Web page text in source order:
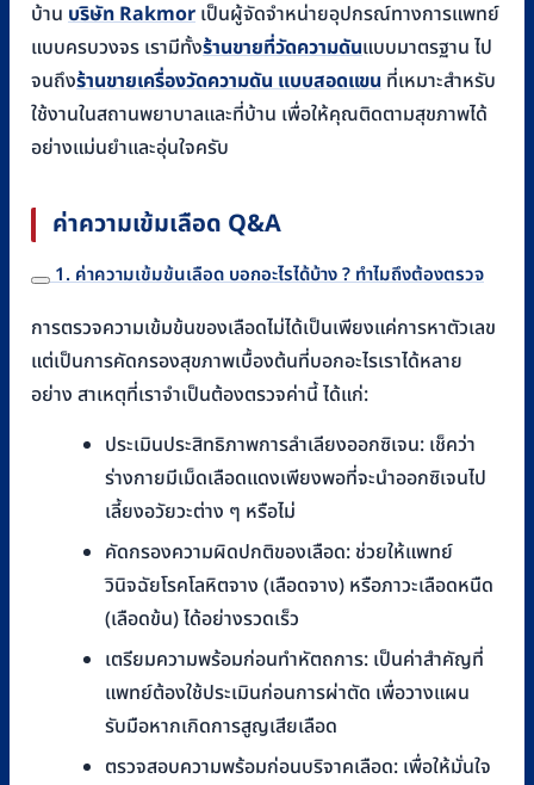
บ้าน บริษัท Rakmor เป็นผู้จัดจำหน่ายอุปกรณ์ทางการแพทย์
แบบครบวงจร เรามีทั้งร้านขายที่วัดความดันแบบมาตรฐาน ไป
จนถึงร้านขายเครื่องวัดความดัน แบบสอดแขน ที่เหมาะสำหรับ
ใช้งานในสถานพยาบาลและที่บ้าน เพื่อให้คุณติดตามสุขภาพได้
อย่างแม่นยำและอุ่นใจครับ
ค่าความเข้มเลือด Q&A
1. ค่าความเข้มข้นเลือด บอกอะไรได้บ้าง ? ทำไมถึงต้องตรวจ
การตรวจความเข้มข้นของเลือดไม่ได้เป็นเพียงแค่การหาตัวเลข
แต่เป็นการคัดกรองสุขภาพเบื้องต้นที่บอกอะไรเราได้หลาย
อย่าง สาเหตุที่เราจำเป็นต้องตรวจค่านี้ ได้แก่:
ประเมินประสิทธิภาพการลำเลียงออกซิเจน: เช็คว่า
ร่างกายมีเม็ดเลือดแดงเพียงพอที่จะนำออกซิเจนไป
เลี้ยงอวัยวะต่าง ๆ หรือไม่
คัดกรองความผิดปกติของเลือด: ช่วยให้แพทย์
วินิจฉัยโรคโลหิตจาง (เลือดจาง) หรือภาวะเลือดหนืด
(เลือดข้น) ได้อย่างรวดเร็ว
เตรียมความพร้อมก่อนทำหัตถการ: เป็นค่าสำคัญที่
แพทย์ต้องใช้ประเมินก่อนการผ่าตัด เพื่อวางแผน
รับมือหากเกิดการสูญเสียเลือด
ตรวจสอบความพร้อมก่อนบริจาคเลือด: เพื่อให้มั่นใจ